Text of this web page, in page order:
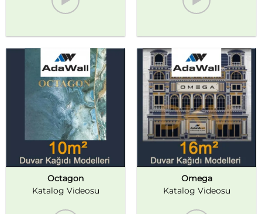
Octagon
Katalog Videosu
Omega
Katalog Videosu